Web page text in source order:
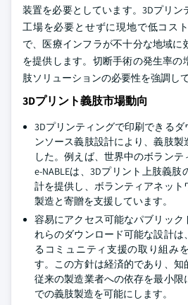
装置を必要としています。3Dプリ
工場を必要とせずに現地で低コス
で、医療インフラが不十分な地域に
を提供します。切断手術の発生率の
肢ソリューションの必要性を強調して
3Dプリント義肢市場動向
3Dプリンティングで印刷できる
ンソース義肢設計により、義肢製
した。例えば、世界中のボラン
e-NABLEは、3Dプリント上肢義
計を提供し、ボランティアネッ
製造と寄贈を支援しています。
容易にアクセス可能なパブリック
れらのダウンロード可能な設計は
るコミュニティ支援の取り組み
す。この方針は経済的であり、知
従来の製造業者への依存を最小
での義肢製造を可能にします。